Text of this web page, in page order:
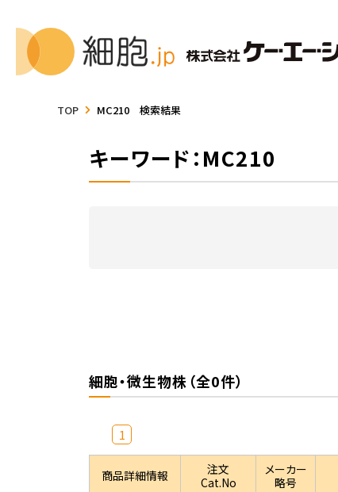
TOP MC210 検索結果
キーワード：MC210
細胞・微生物株（全0件）
1
商品詳細情報
注文
Cat.No
メーカー
略号